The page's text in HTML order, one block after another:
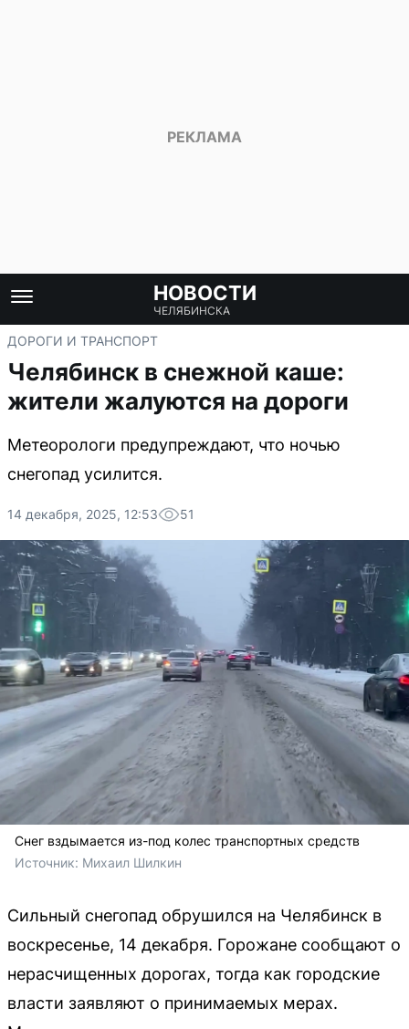
НОВОСТИ
ЧЕЛЯБИНСКА
ДОРОГИ И ТРАНСПОРТ
Челябинск в снежной каше:
жители жалуются на дороги
Метеорологи предупреждают, что ночью
снегопад усилится.
14 декабря, 2025, 12:53 51
Снег вздымается из-под колес транспортных средств
Источник: Михаил Шилкин
Сильный снегопад обрушился на Челябинск в
воскресенье, 14 декабря. Горожане сообщают о
нерасчищенных дорогах, тогда как городские
власти заявляют о принимаемых мерах.